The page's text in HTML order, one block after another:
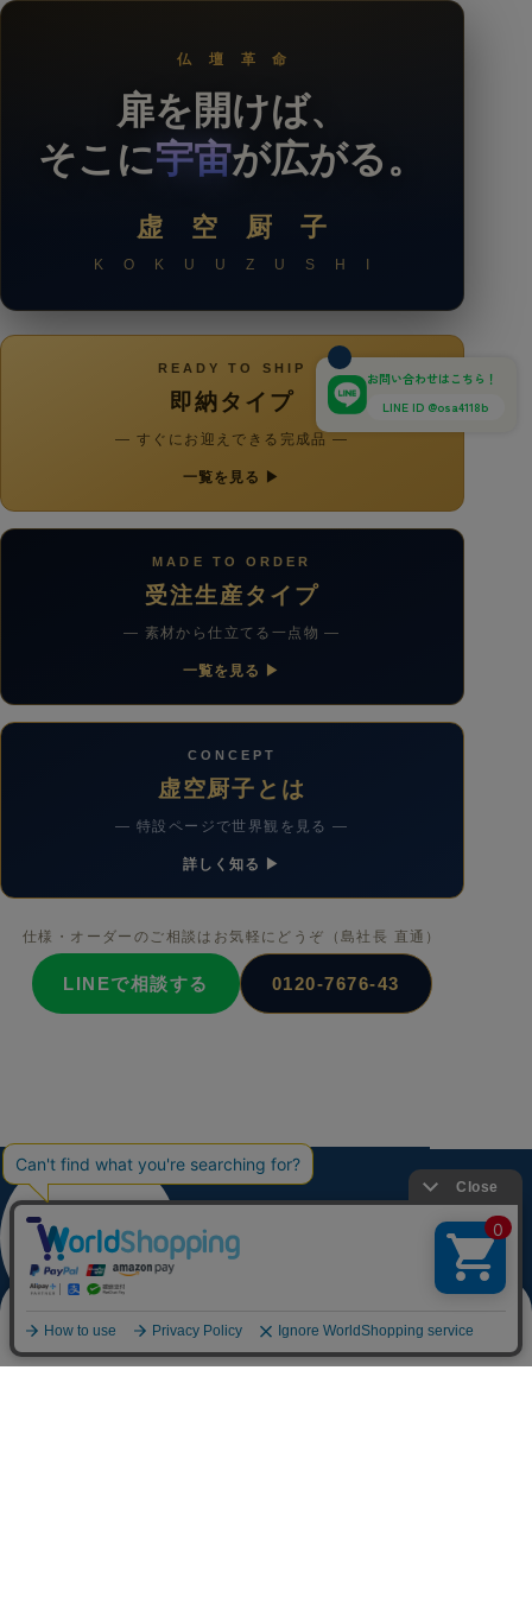
仏 壇 革 命
扉を開けば、
そこに宇宙が広がる。
虚 空 厨 子
K O K U U Z U S H I
READY TO SHIP
即納タイプ
— すぐにお迎えできる完成品 —
一覧を見る ▶
MADE TO ORDER
受注生産タイプ
— 素材から仕立てる一点物 —
一覧を見る ▶
CONCEPT
虚空厨子とは
— 特設ページで世界観を見る —
詳しく知る ▶
仕様・オーダーのご相談はお気軽にどうぞ（島社長 直通）
LINEで相談する 0120-7676-43
お問い合わせはこちら！
LINE ID @osa4118b